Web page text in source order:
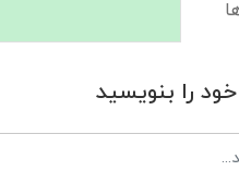
را بنویسید